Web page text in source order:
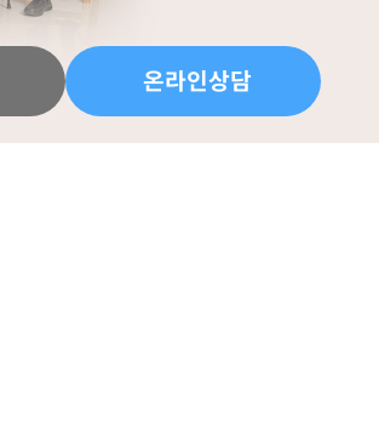
온라인상담